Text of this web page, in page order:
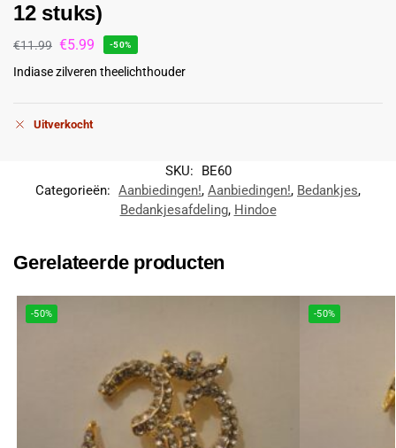
12 stuks)
€11.99 €5.99 -50%
Indiase zilveren theelichthouder
Uitverkocht
SKU:
BE60
Categorieën: Aanbiedingen!, Aanbiedingen!, Bedankjes,
Bedankjesafdeling, Hindoe
Gerelateerde producten
-50% -50%